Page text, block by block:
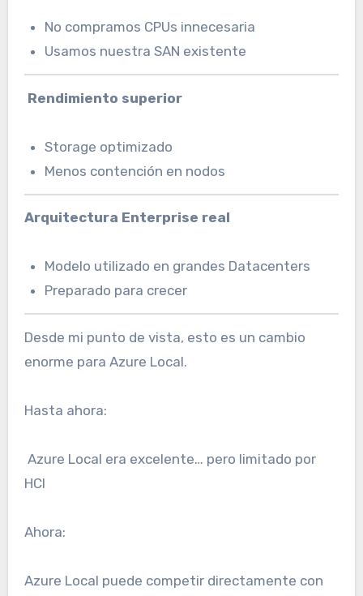
No compramos CPUs innecesaria
Usamos nuestra SAN existente
Rendimiento superior
Storage optimizado
Menos contención en nodos
Arquitectura Enterprise real
Modelo utilizado en grandes Datacenters
Preparado para crecer
Desde mi punto de vista, esto es un cambio
enorme para Azure Local.
Hasta ahora:
Azure Local era excelente… pero limitado por
HCI
Ahora:
Azure Local puede competir directamente con